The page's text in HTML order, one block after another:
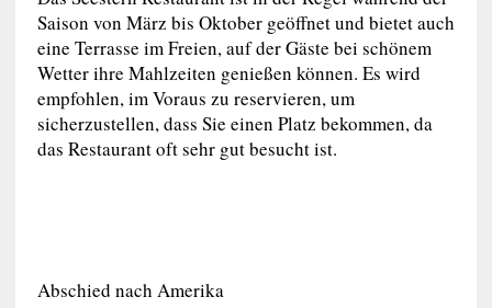
Saison von März bis Oktober geöffnet und bietet auch
eine Terrasse im Freien, auf der Gäste bei schönem
Wetter ihre Mahlzeiten genießen können. Es wird
empfohlen, im Voraus zu reservieren, um
sicherzustellen, dass Sie einen Platz bekommen, da
das Restaurant oft sehr gut besucht ist.
Abschied nach Amerika